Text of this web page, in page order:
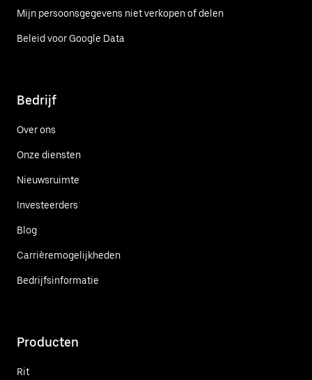
Mijn persoonsgegevens niet verkopen of delen
Beleid voor Google Data
Bedrijf
Over ons
Onze diensten
Nieuwsruimte
Investeerders
Blog
Carrièremogelijkheden
Bedrijfsinformatie
Producten
Rit